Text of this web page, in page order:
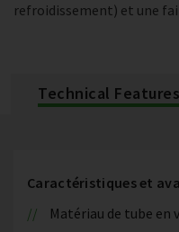
refroidissement) et une
Technical Features
Caractéristiques et
Matériau de tube en